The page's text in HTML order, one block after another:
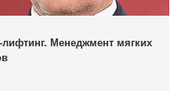
Менеджмент мягких